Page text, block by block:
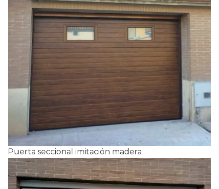
Puerta seccional imitación madera